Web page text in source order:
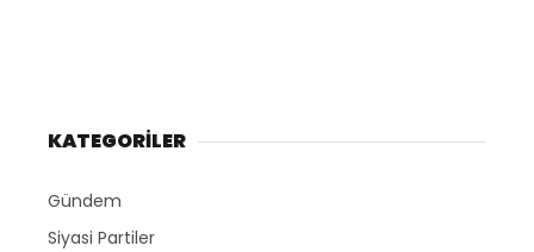
KATEGORİLER
Gündem
Siyasi Partiler